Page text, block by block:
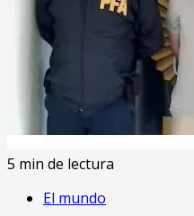
5 min de lectura
El mundo